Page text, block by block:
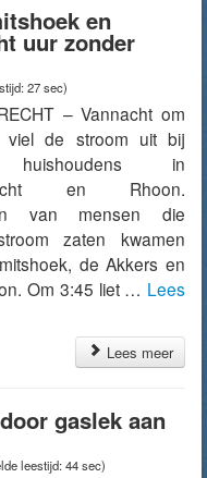
en
uur zonder
27 sec)
– Vannacht om
viel de stroom uit bij
in
en Rhoon.
van mensen die
zaten kwamen
de Akkers en
Om 3:45 liet … Lees
Lees meer
gaslek aan
leestijd: 44 sec)